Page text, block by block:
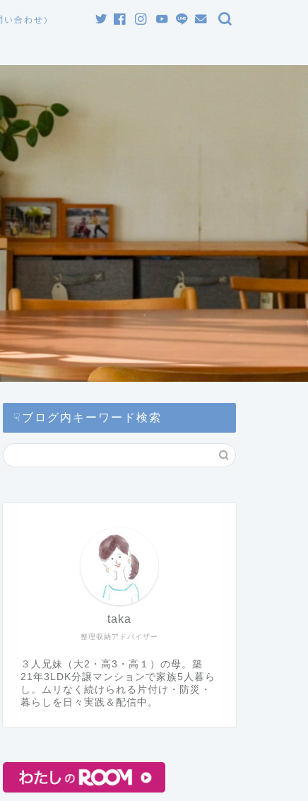
い合わせ)
☟ブログ内キーワード検索
整理収納アドバイザー
taka
３人兄妹（大2・高3・高１）の母。築
21年3LDK分譲マンションで家族5人暮ら
し。ムリなく続けられる片付け・防災・
暮らしを日々実践＆配信中。